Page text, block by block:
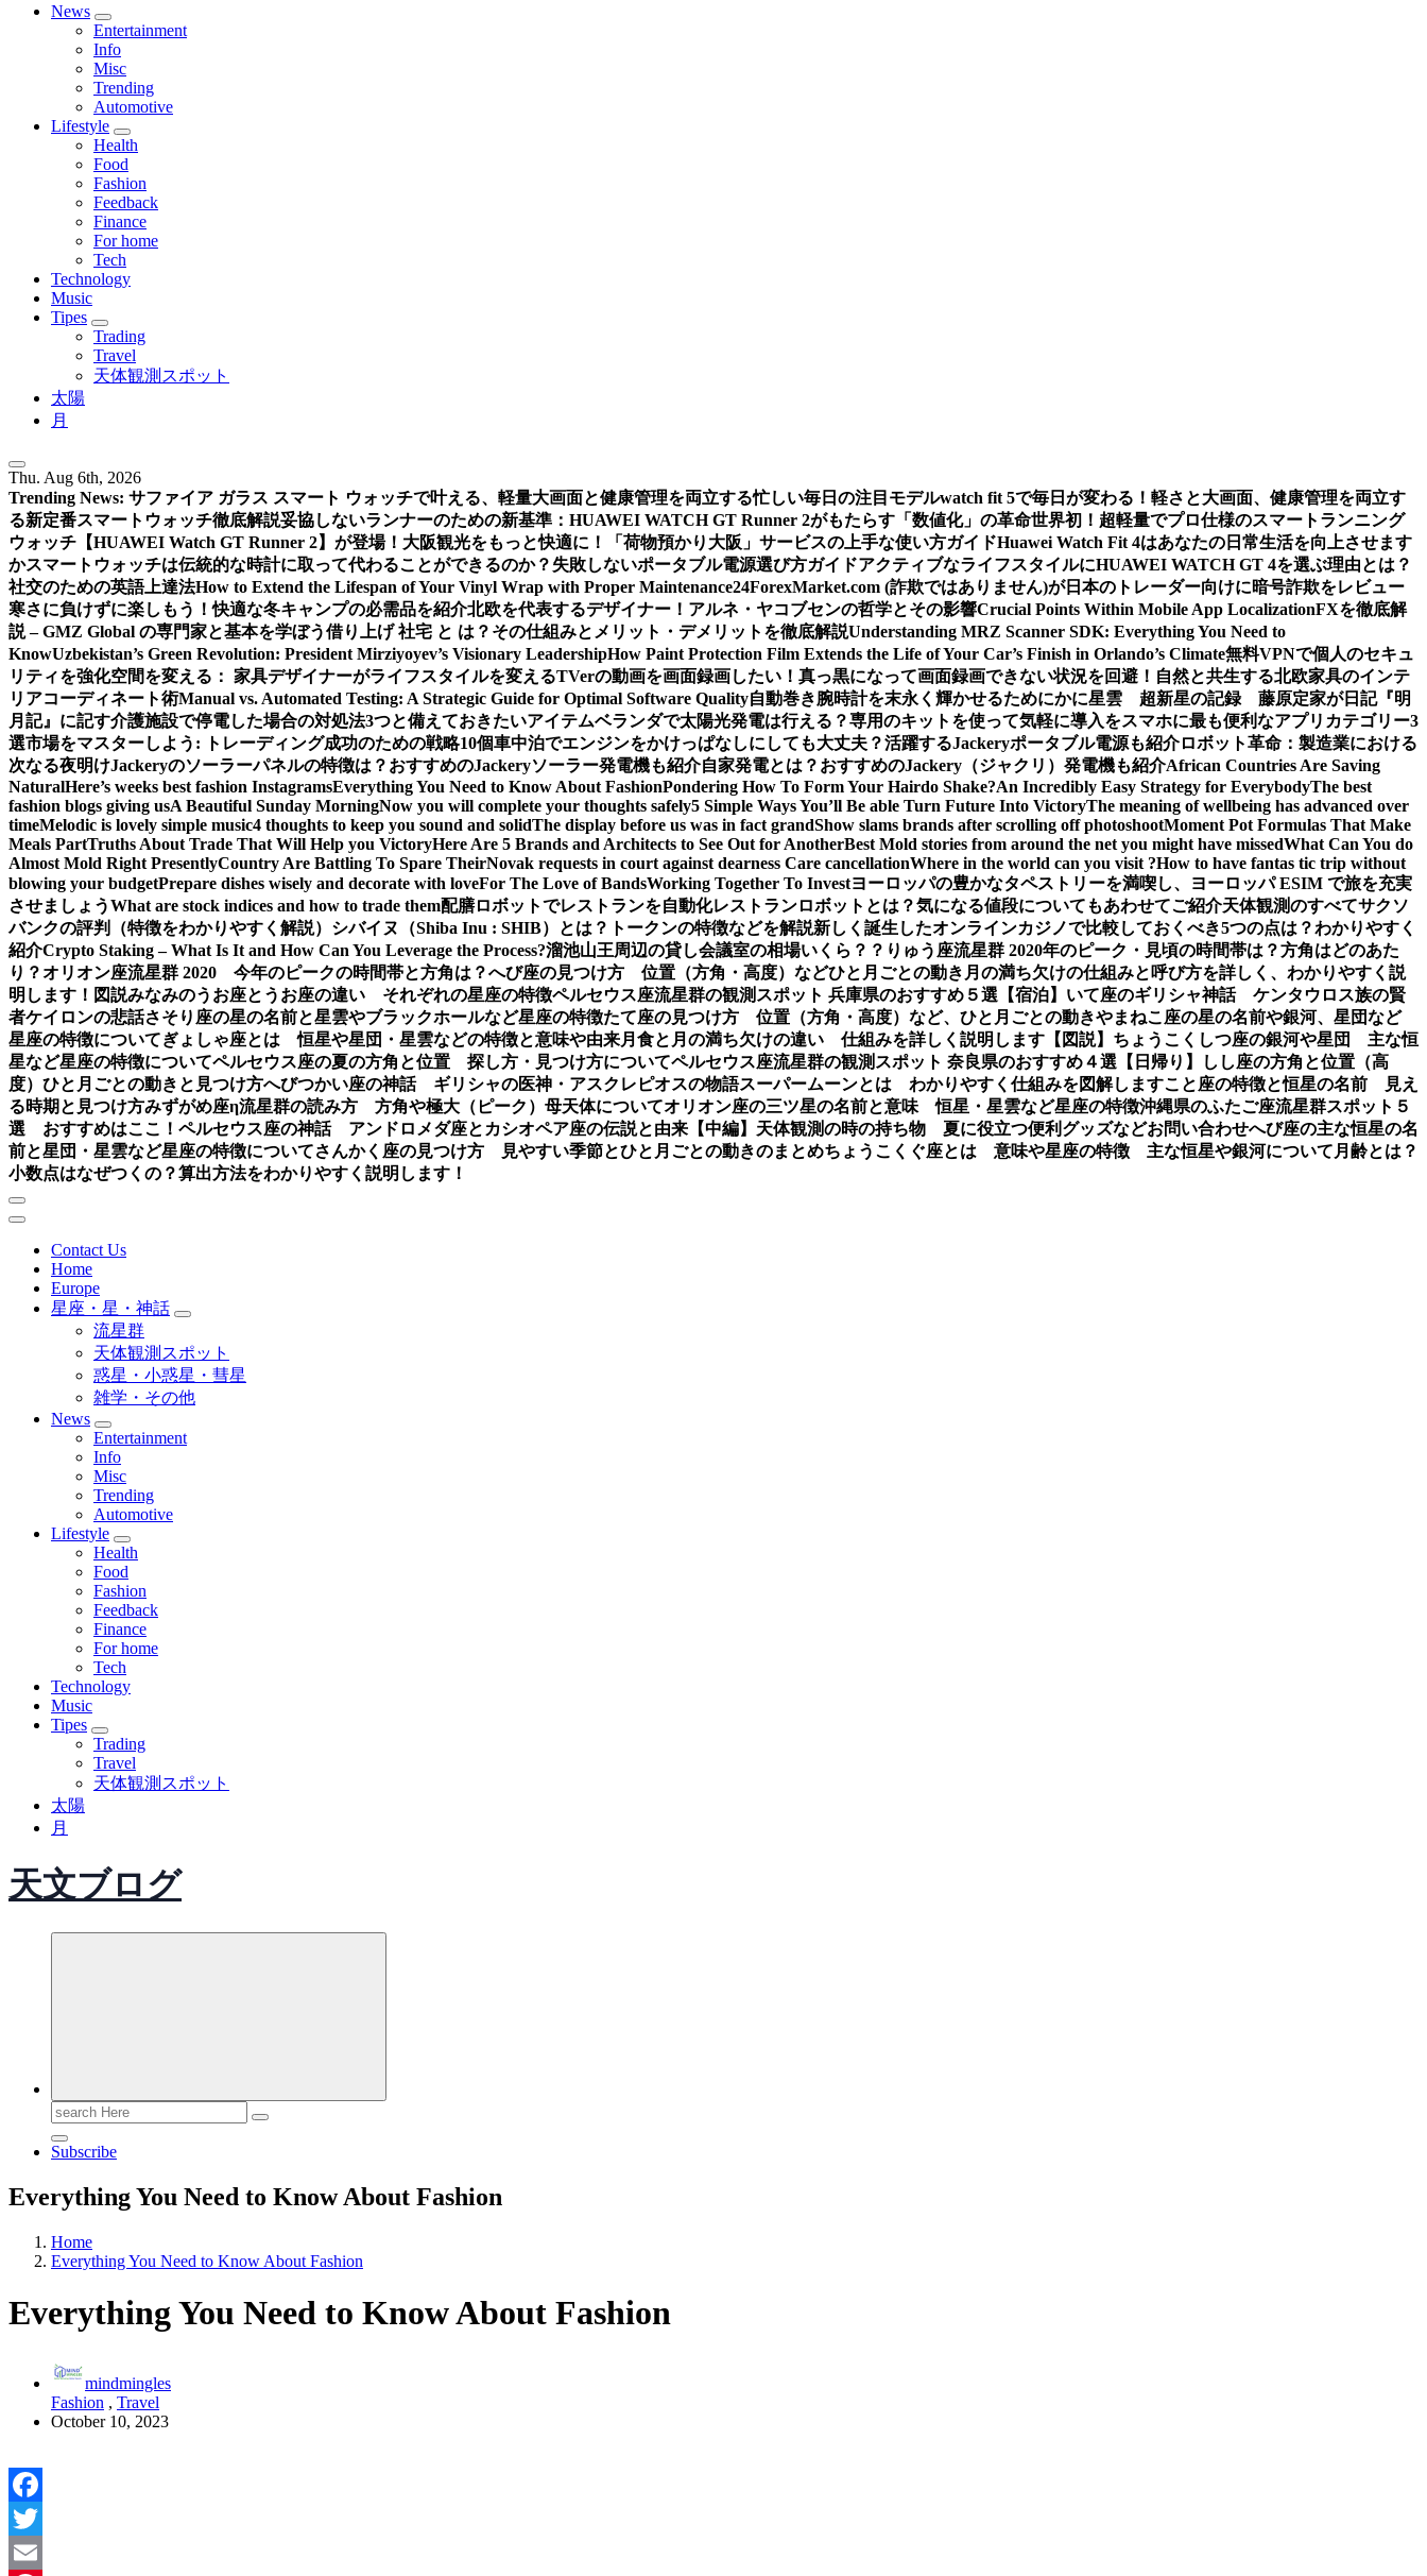
News
Entertainment
Info
Misc
Trending
Automotive
Lifestyle
Health
Food
Fashion
Feedback
Finance
For home
Tech
Technology
Music
Tipes
Trading
Travel
天体観測スポット
太陽
月
Thu. Aug 6th, 2026
Trending News: サファイア ガラス スマート ウォッチで叶える、軽量大画面と健康管理を両立する忙しい毎日の注目モデルwatch fit 5で毎日が変わる！軽さと大画面、健康管理を両立す
る新定番スマートウォッチ徹底解説妥協しないランナーのための新基準：HUAWEI WATCH GT Runner 2がもたらす「数値化」の革命世界初！超軽量でプロ仕様のスマートランニング
ウォッチ【HUAWEI Watch GT Runner 2】が登場！ 大阪観光をもっと快適に！「荷物預かり大阪」サービスの上手な使い方ガイドHuawei Watch Fit 4はあなたの日常生活を向上させます
かスマートウォッチは伝統的な時計に取って代わることができるのか？ 失敗しないポータブル電源選び方ガイドアクティブなライフスタイルにHUAWEI WATCH GT 4を選ぶ理由とは？
社交のための英語上達法How to Extend the Lifespan of Your Vinyl Wrap with Proper Maintenance24ForexMarket.com (詐欺ではありません)が日本のトレーダー向けに暗号詐欺をレビュー
寒さに負けずに楽しもう！快適な冬キャンプの必需品を紹介北欧を代表するデザイナー！アルネ・ヤコブセンの哲学とその影響Crucial Points Within Mobile App LocalizationFXを徹底解
説 – GMZ Global の専門家と基本を学ぼう借り上げ 社宅 と は？その仕組みとメリット・デメリットを徹底解説Understanding MRZ Scanner SDK: Everything You Need to
KnowUzbekistan’s Green Revolution: President Mirziyoyev’s Visionary LeadershipHow Paint Protection Film Extends the Life of Your Car’s Finish in Orlando’s Climate無料VPNで個人のセキュ
リティを強化空間を変える： 家具デザイナーがライフスタイルを変えるTVerの動画を画面録画したい！真っ黒になって画面録画できない状況を回避！ 自然と共生する北欧家具のインテ
リアコーディネート術Manual vs. Automated Testing: A Strategic Guide for Optimal Software Quality自動巻き腕時計を末永く輝かせるためにかに星雲 超新星の記録 藤原定家が日記『明
月記』に記す介護施設で停電した場合の対処法3つと備えておきたいアイテムベランダで太陽光発電は行える？専用のキットを使って気軽に導入をスマホに最も便利なアプリカテゴリー3
選市場をマスターしよう: トレーディング成功のための戦略10個車中泊でエンジンをかけっぱなしにしても大丈夫？活躍するJackeryポータブル電源も紹介ロボット革命：製造業における
次なる夜明けJackeryのソーラーパネルの特徴は？おすすめのJackeryソーラー発電機も紹介自家発電とは？おすすめのJackery（ジャクリ）発電機も紹介African Countries Are Saving
NaturalHere’s weeks best fashion InstagramsEverything You Need to Know About FashionPondering How To Form Your Hairdo Shake?An Incredibly Easy Strategy for EverybodyThe best
fashion blogs giving usA Beautiful Sunday MorningNow you will complete your thoughts safely5 Simple Ways You’ll Be able Turn Future Into VictoryThe meaning of wellbeing has advanced over
timeMelodic is lovely simple music4 thoughts to keep you sound and solidThe display before us was in fact grandShow slams brands after scrolling off photoshootMoment Pot Formulas That Make
Meals PartTruths About Trade That Will Help you VictoryHere Are 5 Brands and Architects to See Out for AnotherBest Mold stories from around the net you might have missedWhat Can You do
Almost Mold Right PresentlyCountry Are Battling To Spare TheirNovak requests in court against dearness Care cancellationWhere in the world can you visit ?How to have fantas tic trip without
blowing your budgetPrepare dishes wisely and decorate with loveFor The Love of BandsWorking Together To Investヨーロッパの豊かなタペストリーを満喫し、ヨーロッパ ESIM で旅を充実
させましょうWhat are stock indices and how to trade them配膳ロボットでレストランを自動化レストランロボットとは？気になる値段についてもあわせてご紹介天体観測のすべてサクソ
バンクの評判（特徴をわかりやすく解説） シバイヌ（Shiba Inu : SHIB）とは？トークンの特徴などを解説新しく誕生したオンラインカジノで比較しておくべき5つの点は？わかりやすく
紹介Crypto Staking – What Is It and How Can You Leverage the Process?溜池山王周辺の貸し会議室の相場いくら？？ りゅう座流星群 2020年のピーク・見頃の時間帯は？方角はどのあた
り？オリオン座流星群 2020 今年のピークの時間帯と方角は？へび座の見つけ方 位置（方角・高度）などひと月ごとの動き 月の満ち欠けの仕組みと呼び方を詳しく、わかりやすく説
明します！図説みなみのうお座とうお座の違い それぞれの星座の特徴ペルセウス座流星群の観測スポット 兵庫県のおすすめ５選【宿泊】 いて座のギリシャ神話 ケンタウロス族の賢
者ケイロンの悲話さそり座の星の名前と星雲やブラックホールなど星座の特徴たて座の見つけ方 位置（方角・高度）など、ひと月ごとの動きやまねこ座の星の名前や銀河、星団など
星座の特徴についてぎょしゃ座とは 恒星や星団・星雲などの特徴と意味や由来月食と月の満ち欠けの違い 仕組みを詳しく説明します【図説】 ちょうこくしつ座の銀河や星団 主な恒
星など星座の特徴についてペルセウス座の夏の方角と位置 探し方・見つけ方についてペルセウス座流星群の観測スポット 奈良県のおすすめ４選【日帰り】
しし座の方角と位置（高
度）ひと月ごとの動きと見つけ方へびつかい座の神話 ギリシャの医神・アスクレピオスの物語スーパームーンとは わかりやすく仕組みを図解しますこと座の特徴と恒星の名前 見え
る時期と見つけ方みずがめ座η流星群の読み方 方角や極大（ピーク）母天体についてオリオン座の三ツ星の名前と意味 恒星・星雲など星座の特徴沖縄県のふたご座流星群スポット５
選 おすすめはここ！ ペルセウス座の神話 アンドロメダ座とカシオペア座の伝説と由来【中編】 天体観測の時の持ち物 夏に役立つ便利グッズなどお問い合わせへび座の主な恒星の名
前と星団・星雲など星座の特徴についてさんかく座の見つけ方 見やすい季節とひと月ごとの動きのまとめちょうこくぐ座とは 意味や星座の特徴 主な恒星や銀河について 月齢とは？
小数点はなぜつくの？算出方法をわかりやすく説明します！
Contact Us
Home
Europe
星座・星・神話
流星群
天体観測スポット
惑星・小惑星・彗星
雑学・その他
News
Entertainment
Info
Misc
Trending
Automotive
Lifestyle
Health
Food
Fashion
Feedback
Finance
For home
Tech
Technology
Music
Tipes
Trading
Travel
天体観測スポット
太陽
月
天文ブログ
Search
for:
Subscribe
Everything You Need to Know About Fashion
Home
Everything You Need to Know About Fashion
Everything You Need to Know About Fashion
mindmingles
Fashion , Travel
October 10, 2023
Facebook
Twitter